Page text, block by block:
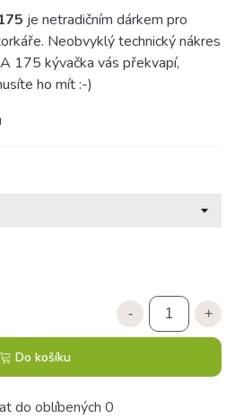
je netradičním dárkem pro
Neobvyklý technický nákres
175 kývačka vás překvapí,
ho mít :-)
- +
Do košíku
do oblíbených 0